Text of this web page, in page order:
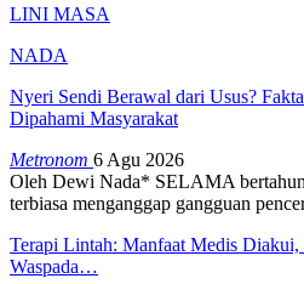
LINI MASA
NADA
Nyeri Sendi Berawal dari Usus?
Dipahami Masyarakat
Metronom 6 Agu 2026
Oleh Dewi Nada* SELAMA
terbiasa menganggap gangguan
Terapi Lintah: Manfaat Medis Diakui,
Waspada…